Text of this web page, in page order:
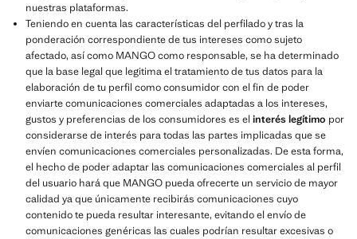
nuestras plataformas.
Teniendo en cuenta las características del perfilado y tras la
ponderación correspondiente de tus intereses como sujeto
afectado, así como MANGO como responsable, se ha determinado
que la base legal que legitima el tratamiento de tus datos para la
elaboración de tu perfil como consumidor con el fin de poder
enviarte comunicaciones comerciales adaptadas a los intereses,
gustos y preferencias de los consumidores es el interés legítimo por
considerarse de interés para todas las partes implicadas que se
envíen comunicaciones comerciales personalizadas. De esta forma,
el hecho de poder adaptar las comunicaciones comerciales al perfil
del usuario hará que MANGO pueda ofrecerte un servicio de mayor
calidad ya que únicamente recibirás comunicaciones cuyo
contenido te pueda resultar interesante, evitando el envío de
comunicaciones genéricas las cuales podrían resultar excesivas o